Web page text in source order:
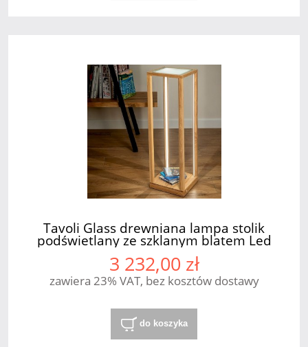
Tavoli Glass drewniana lampa stolik
podświetlany ze szklanym blatem Led
45W SPOT Light
3 232,00 zł
zawiera 23% VAT, bez kosztów dostawy
do koszyka